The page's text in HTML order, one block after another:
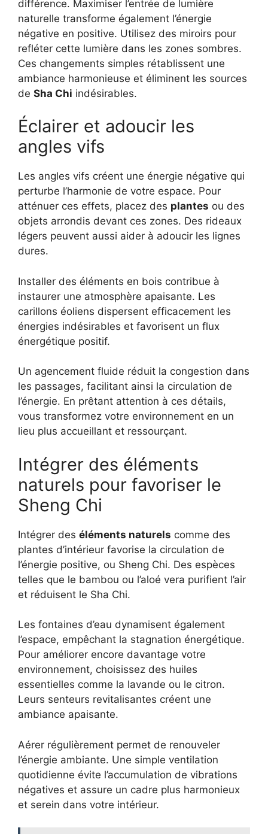
différence. Maximiser l’entrée de lumière
naturelle transforme également l’énergie
négative en positive. Utilisez des miroirs pour
refléter cette lumière dans les zones sombres.
Ces changements simples rétablissent une
ambiance harmonieuse et éliminent les sources
de Sha Chi indésirables.
Éclairer et adoucir les
angles vifs
Les angles vifs créent une énergie négative qui
perturbe l’harmonie de votre espace. Pour
atténuer ces effets, placez des plantes ou des
objets arrondis devant ces zones. Des rideaux
légers peuvent aussi aider à adoucir les lignes
dures.
Installer des éléments en bois contribue à
instaurer une atmosphère apaisante. Les
carillons éoliens dispersent efficacement les
énergies indésirables et favorisent un flux
énergétique positif.
Un agencement fluide réduit la congestion dans
les passages, facilitant ainsi la circulation de
l’énergie. En prêtant attention à ces détails,
vous transformez votre environnement en un
lieu plus accueillant et ressourçant.
Intégrer des éléments
naturels pour favoriser le
Sheng Chi
Intégrer des éléments naturels comme des
plantes d’intérieur favorise la circulation de
l’énergie positive, ou Sheng Chi. Des espèces
telles que le bambou ou l’aloé vera purifient l’air
et réduisent le Sha Chi.
Les fontaines d’eau dynamisent également
l’espace, empêchant la stagnation énergétique.
Pour améliorer encore davantage votre
environnement, choisissez des huiles
essentielles comme la lavande ou le citron.
Leurs senteurs revitalisantes créent une
ambiance apaisante.
Aérer régulièrement permet de renouveler
l’énergie ambiante. Une simple ventilation
quotidienne évite l’accumulation de vibrations
négatives et assure un cadre plus harmonieux
et serein dans votre intérieur.